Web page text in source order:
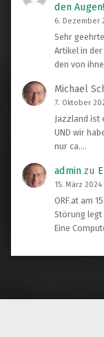
den Augen!
6. Dezember
Sehr
Artikel in
den von
Michael
7. Oktober
Jazzland ist
UND wir
nur ca.…
admin zu
15. März 2024
ORF.at am
Störung legt
Eine